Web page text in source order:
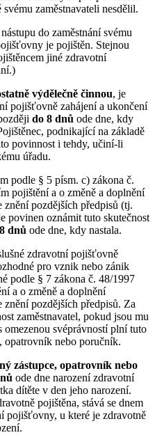
zaměstnavateli nesdělil.
do zaměstnání svému
je pojištěn. Stejnou
jiné zdravotní
výdělečně činnou, je
pojišťovně zahájení a ukončení
do 8 dnů ode dne, kdy
podnikající na základě
povinnost i tehdy, učiní-li
úřadu.
podle § 5 písm. c) zákona č.
pojištění a o změně a doplnění
pozdějších předpisů (tj.
povinen oznámit tuto skutečnost
dnů ode dne, kdy nastala.
zdravotní pojišťovně
pro vznik nebo zánik
podle § 7 zákona č. 48/1997
a o změně a doplnění
pozdějších předpisů. Za
zaměstnavatel, pokud jsou mu
omezenou svéprávností plní tuto
opatrovník nebo poručník.
zástupce, opatrovník nebo
ode dne narození zdravotní
dítěte v den jeho narození.
pojištěna, stává se dnem
pojišťovny, u které je zdravotně